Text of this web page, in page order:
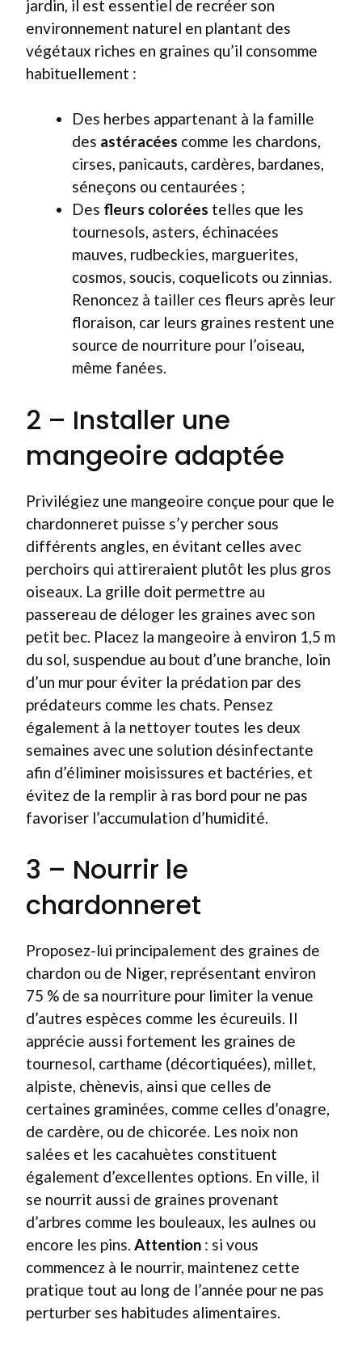
jardin, il est essentiel de recréer son
environnement naturel en plantant des
végétaux riches en graines qu’il consomme
habituellement :
Des herbes appartenant à la famille
des astéracées comme les chardons,
cirses, panicauts, cardères, bardanes,
séneçons ou centaurées ;
Des fleurs colorées telles que les
tournesols, asters, échinacées
mauves, rudbeckies, marguerites,
cosmos, soucis, coquelicots ou zinnias.
Renoncez à tailler ces fleurs après leur
floraison, car leurs graines restent une
source de nourriture pour l’oiseau,
même fanées.
2 – Installer une
mangeoire adaptée
Privilégiez une mangeoire conçue pour que le
chardonneret puisse s’y percher sous
différents angles, en évitant celles avec
perchoirs qui attireraient plutôt les plus gros
oiseaux. La grille doit permettre au
passereau de déloger les graines avec son
petit bec. Placez la mangeoire à environ 1,5 m
du sol, suspendue au bout d’une branche, loin
d’un mur pour éviter la prédation par des
prédateurs comme les chats. Pensez
également à la nettoyer toutes les deux
semaines avec une solution désinfectante
afin d’éliminer moisissures et bactéries, et
évitez de la remplir à ras bord pour ne pas
favoriser l’accumulation d’humidité.
3 – Nourrir le
chardonneret
Proposez-lui principalement des graines de
chardon ou de Niger, représentant environ
75 % de sa nourriture pour limiter la venue
d’autres espèces comme les écureuils. Il
apprécie aussi fortement les graines de
tournesol, carthame (décortiquées), millet,
alpiste, chènevis, ainsi que celles de
certaines graminées, comme celles d’onagre,
de cardère, ou de chicorée. Les noix non
salées et les cacahuètes constituent
également d’excellentes options. En ville, il
se nourrit aussi de graines provenant
d’arbres comme les bouleaux, les aulnes ou
encore les pins. Attention : si vous
commencez à le nourrir, maintenez cette
pratique tout au long de l’année pour ne pas
perturber ses habitudes alimentaires.